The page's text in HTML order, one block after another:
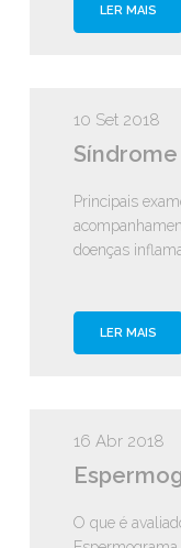
LER MAIS
10 Set 2018
Principais
doenças
LER MAIS
16 Abr 2018
O que é